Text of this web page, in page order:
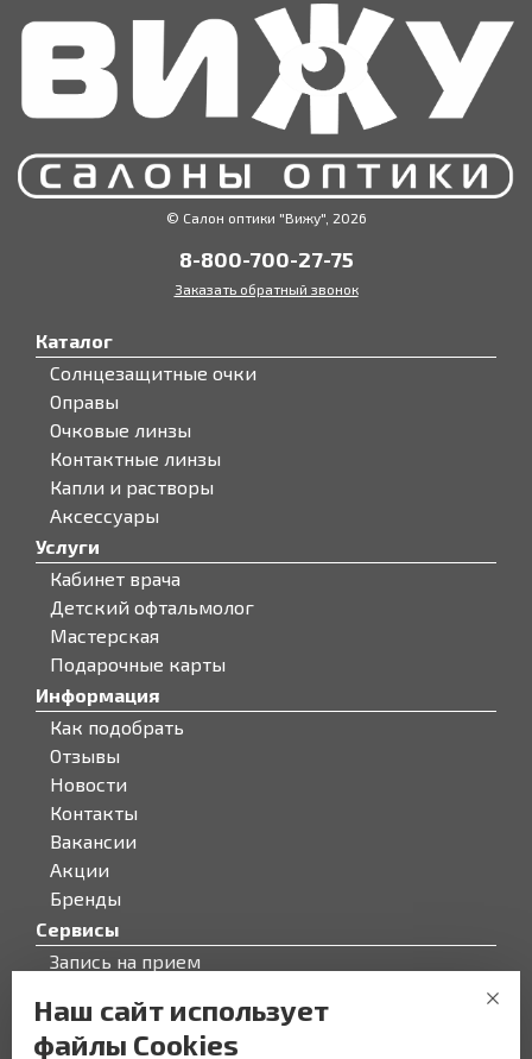
© Салон оптики "Вижу", 2026
8-800-700-27-75
Заказать обратный звонок
Каталог
Солнцезащитные очки
Оправы
Очковые линзы
Контактные линзы
Капли и растворы
Аксессуары
Услуги
Кабинет врача
Детский офтальмолог
Мастерская
Подарочные карты
Информация
Как подобрать
Отзывы
Новости
Контакты
Вакансии
Акции
Бренды
Сервисы
Запись на прием
О компании
О компании
Наш сайт использует
файлы Cookies